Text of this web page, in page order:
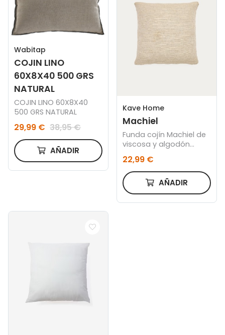
Wabitap
COJIN LINO
60X8X40 500 GRS
NATURAL
COJIN LINO 60X8X40
500 GRS NATURAL
29,99 € 38,95 €
AÑADIR
Kave Home
Machiel
Funda cojín Machiel de
viscosa y algodón
50 cm
22,99 €
AÑADIR